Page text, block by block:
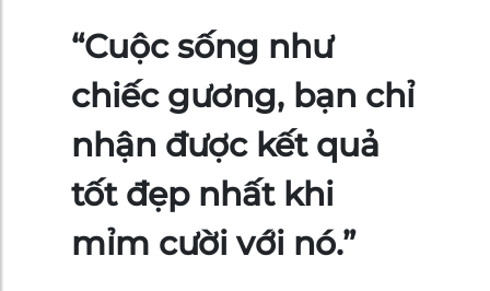
“Cuộc sống như
chiếc gương, bạn chỉ
nhận được kết quả
tốt đẹp nhất khi
mỉm cười với nó.”